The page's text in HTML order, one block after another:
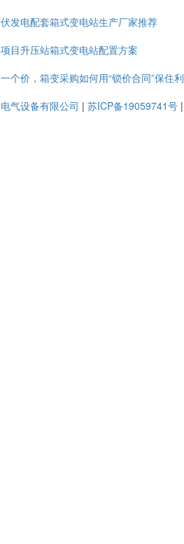
发电配套箱式变电站生产厂家推荐
目升压站箱式变电站配置方案
个价，箱变采购如何用“锁价合同”保住
气设备有限公司 | 苏ICP备19059741号